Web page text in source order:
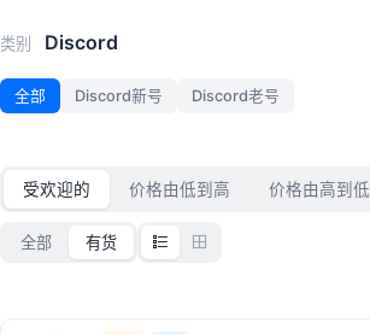
Discord
类别 Discord
全部 Discord新号 Discord老号
受欢迎的 价格由低到高 价格由高到低
全部 有货